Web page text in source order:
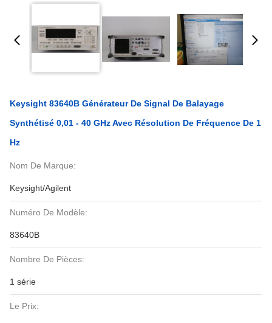
Keysight 83640B Générateur De Signal De Balayage
Synthétisé 0,01 - 40 GHz Avec Résolution De Fréquence De 1
Hz
Nom De Marque:
Keysight/Agilent
Numéro De Modèle:
83640B
Nombre De Pièces:
1 série
Le Prix: